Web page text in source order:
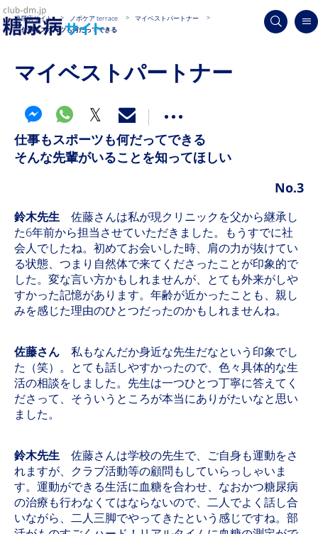
糖尿病サイト ノボケア terrace
マイベストパートナー
仕事もスポーツも何だってできる
マイベストパートナー
仕事もスポーツも何だってできる
そんな先輩がいることを知ってほしい
No.3
鈴木先生 佐藤さんは私が現クリニックを父から継承し
た6年前から担当させていただきました。もうすでに社
会人でしたね。初めてお会いした時、肩の力が抜けてい
る状態、つまり自然体で来てくださったことが印象的で
した。変な言い方かもしれませんが、とても外来がしや
すかった記憶があります。年齢が近かったことも、親し
みを感じた理由のひとつだったのかもしれませんね。
佐藤さん 私もなんだか身近な先生だなという印象でし
た（笑）。とても話しやすかったので、色々具体的な生
活の相談をしました。先生は一つひとつ丁寧に答えてく
ださって、そういうところが本当にありがたいなと思い
ました。
鈴木先生 佐藤さんは学校の先生で、ご自身も運動をさ
れますが、クラブ活動等の顧問もしていらっしゃいま
す。運動ができる生活に血糖を合わせ、なおかつ糖尿病
の治療も行わなくてはならないので、二人でよく話し合
いながら、二人三脚でやってきたという感じですね。部